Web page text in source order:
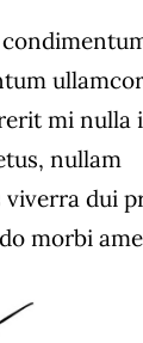
mi nulla
nullam
viverra dui
morbi